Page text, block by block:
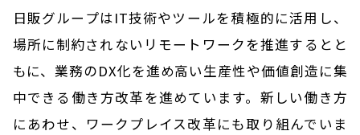
日販グループはIT技術やツールを積極的に活用し、
場所に制約されないリモートワークを推進するとと
もに、業務のDX化を進め高い生産性や価値創造に集
中できる働き方改革を進めています。新しい働き方
にあわせ、ワークプレイス改革にも取り組んでいま